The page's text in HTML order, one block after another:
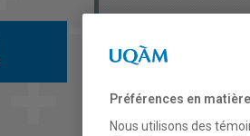
COURS
Préférences en
Nous utilisons des